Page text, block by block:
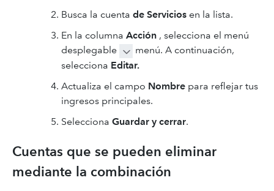
Busca la cuenta de Servicios en la lista.
En la columna Acción , selecciona el menú
desplegable
menú. A continuación,
selecciona Editar.
Actualiza el campo Nombre para reflejar tus
ingresos principales.
Selecciona Guardar y cerrar.
Cuentas que se pueden eliminar
mediante la combinación